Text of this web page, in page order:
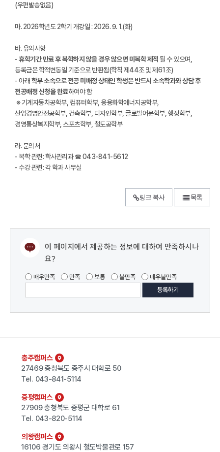
(우편발송없음)
마. 2026학년도 2학기 개강일 : 2026. 9. 1.(화)
바. 유의사항
-휴학기간 만료 후 복학하지 않을 경우 않으면 미복학 제적될 수 있으며,
등록금은 학적변동일 기준으로 반환됨(학칙 제44조 및 제61조)
- 아래학부 소속으로 전공 미배정 상태인 학생은 반드시 소속학과와 상담 후
전공배정 신청을 완료하여야 함
※ 기계자동차공학부, 컴퓨터학부, 응용화학에너지공학부,
산업경영안전공학부, 건축학부, 디자인학부, 글로벌어문학부, 행정학부,
경영통상복지학부, 스포츠학부, 철도공학부
라. 문의처
- 복학 관련: 학사관리과 ☎ 043-841-5612
- 수강 관련: 각 학과 사무실
링크 복사 목록
이 페이지에서 제공하는 정보에 대하여 만족하시나
요?
매우만족 만족 보통 불만족 매우불만족
충주캠퍼스
27469 충청북도 충주시 대학로 50
Tel. 043-841-5114
증평캠퍼스
27909 충청북도 증평군 대학로 61
Tel. 043-820-5114
의왕캠퍼스
16106 경기도 의왕시 철도박물관로 157